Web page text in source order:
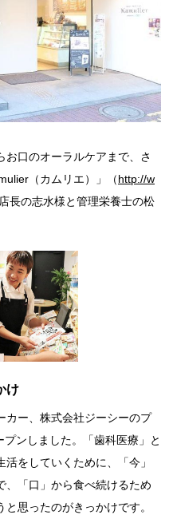
口のオーラルケアまで、さ
（カムリエ）」（http://w
長の志水様と管理栄養士の松
け
カー、株式会社ジーシーのプ
ンしました。「歯科医療」と
活をしていくために、「今」
、「口」から食べ続けるため
思ったのがきっかけです。